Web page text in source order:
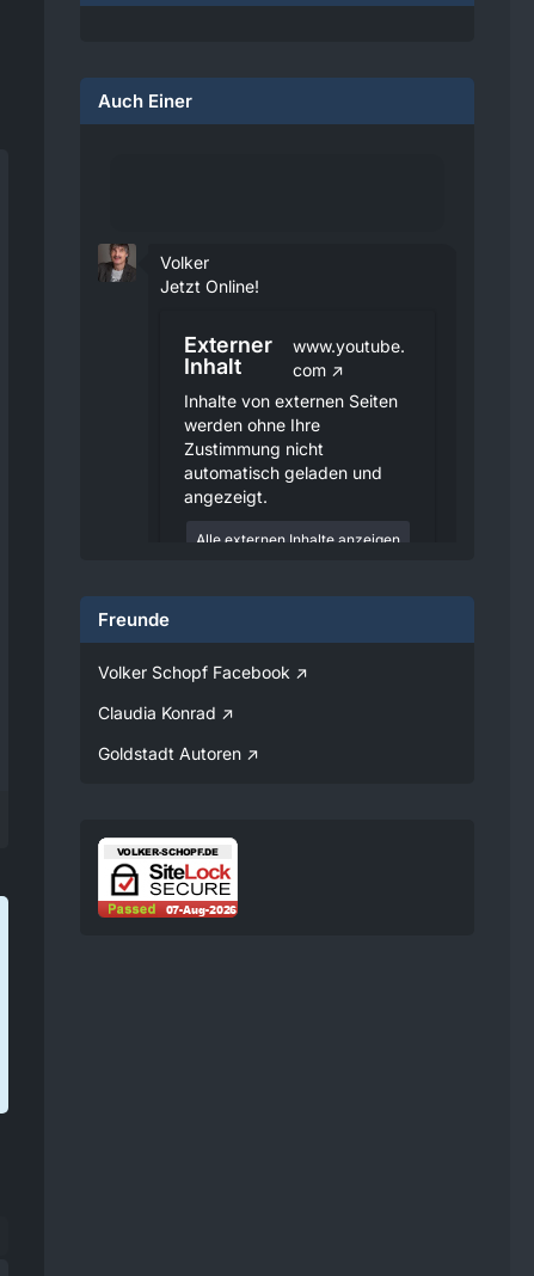
Auch Einer
Volker
Jetzt Online!
Externer
Inhalt
www.youtube.
com
Inhalte von externen Seiten
werden ohne Ihre
Zustimmung nicht
automatisch geladen und
angezeigt.
Alle externen Inhalte anzeigen
externen Inhalte erklären Sie sich
personenbezogene Daten an
Drittplattformen übermittelt
werden. Mehr Informationen
dazu haben wir in unserer
Datenschutzerklärung zur
Verfügung gestellt.
Volker
Jetzt Online!
Freunde
Volker Schopf Facebook
Claudia Konrad
Goldstadt Autoren